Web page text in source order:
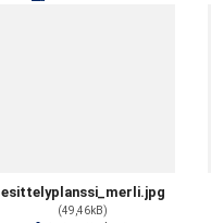
esittelyplanssi_merli.jpg
(49,46kB)